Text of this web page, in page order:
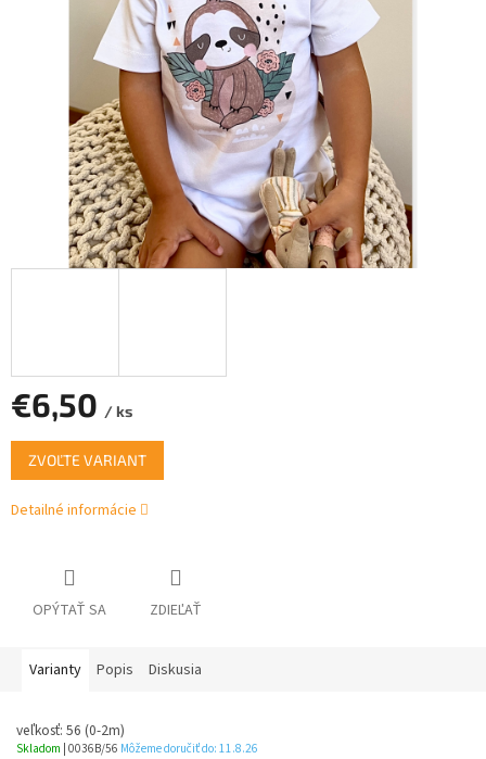
€6,50 / ks
Jednotková
cena:
ZVOĽTE VARIANT
Detailné informácie
OPÝTAŤ SA ZDIEĽAŤ
Varianty Popis Diskusia
veľkosť: 56 (0-2m)
Skladom | 0036B/56 Môžeme doručiť do: 11.8.26